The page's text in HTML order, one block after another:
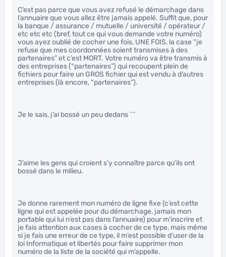
C’est pas parce que vous avez refusé le démarchage dans
l’annuaire que vous allez être jamais appelé. Suffit que, pour
la banque / assurance / mutuelle / université / opérateur /
etc etc etc (bref, tout ce qui vous demande votre numéro)
vous ayez oublié de cocher une fois, UNE FOIS, la case “je
refuse que mes coordonnées soient transmises à des
partenaires” et c’est MORT. Votre numéro va être transmis à
des entreprises (“partenaires”) qui recoupent plein de
fichiers pour faire un GROS fichier qui est vendu à d’autres
entreprises (là encore, “partenaires”).
Je le sais, j’ai bossé un peu dedans ^^
J’aime les gens qui croient s’y connaître parce qu’ils ont
bossé dans le milieu.
Je donne rarement mon numéro de ligne fixe (c’est cette
ligne qui est appelée pour du démarchage, jamais mon
portable qui lui n’est pas dans l’annuaire) pour m’inscrire et
je fais attention aux cases à cocher de ce type, mais même
si je fais une erreur de ce type, il m’est possible d’user de la
loi Informatique et libertés pour faire supprimer mon
numéro de la liste de la société qui m’appelle.